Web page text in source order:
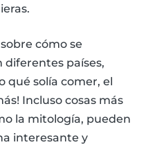
cómo se
países,
qué solía comer, el
Incluso cosas más
la mitología, pueden
interesante y